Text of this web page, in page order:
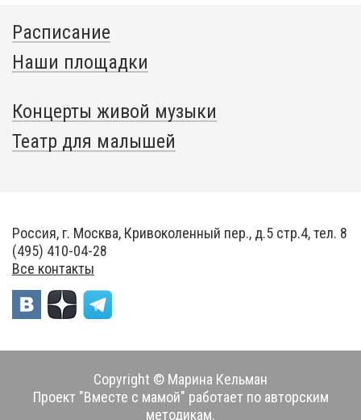
Расписание
Наши площадки
Концерты живой музыки
Театр для малышей
Россия, г. Москва, Кривоколенный пер., д.5 стр.4, тел. 8
(495) 410-04-28
Все контакты
Copyright © Марина Кельман
Проект "Вместе с мамой" работает по авторским
методикам.